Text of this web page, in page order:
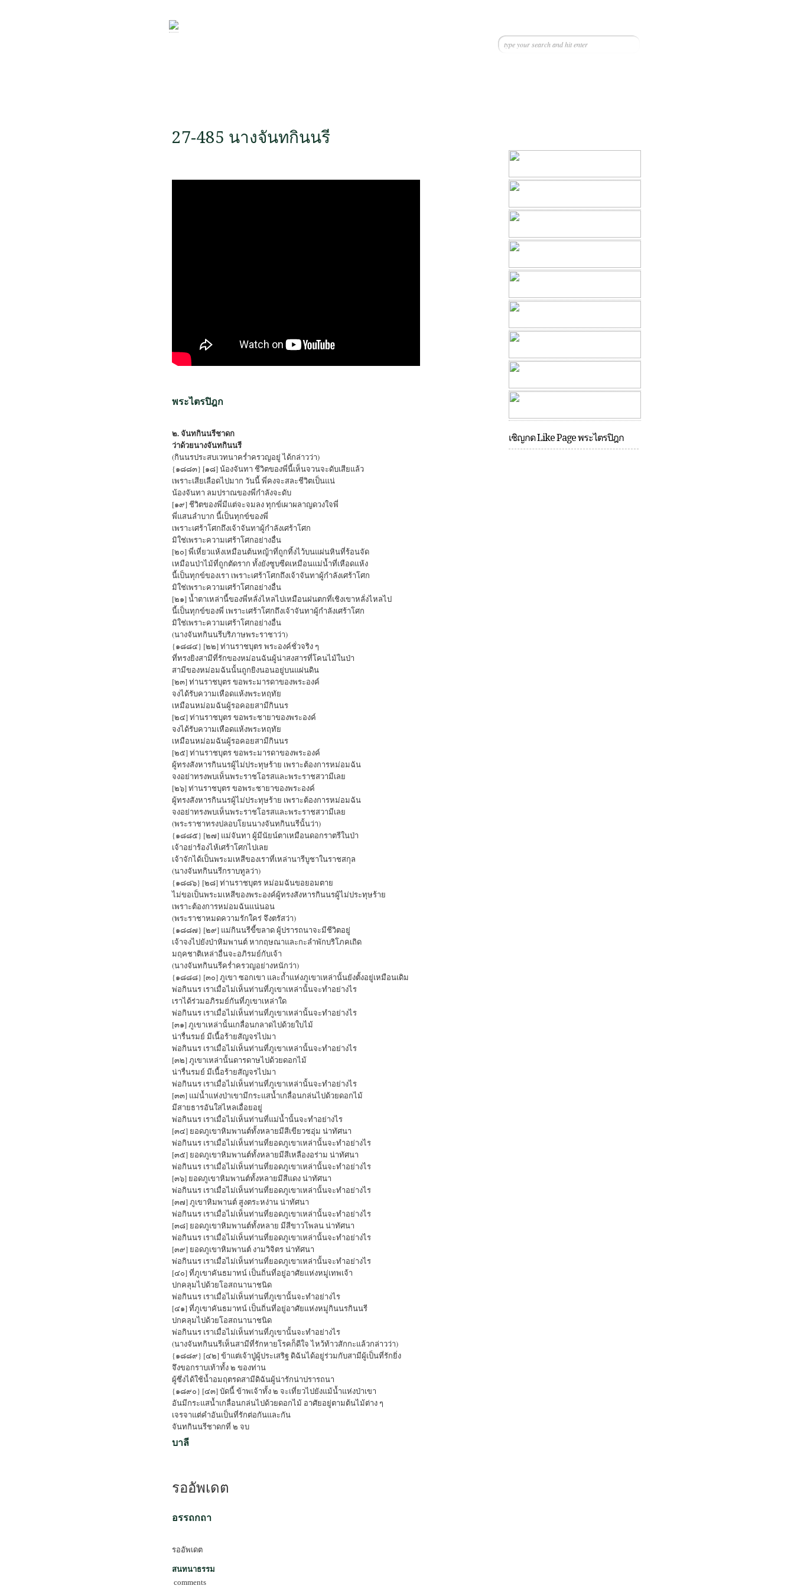
27-485 นางจันทกินนรี
พระไตรปิฎก
๒. จันทกินนรีชาดก
ว่าด้วยนางจันทกินนรี
(กินนรประสบเวทนาคร่ำครวญอยู่ ได้กล่าวว่า)
{๑๘๘๓} [๑๘] น้องจันทา ชีวิตของพี่นี้เห็นจวนจะดับเสียแล้ว
เพราะเสียเลือดไปมาก วันนี้ พี่คงจะสละชีวิตเป็นแน่
น้องจันทา ลมปราณของพี่กำลังจะดับ
[๑๙] ชีวิตของพี่มีแต่จะจมลง ทุกข์เผาผลาญดวงใจพี่
พี่แสนลำบาก นี้เป็นทุกข์ของพี่
เพราะเศร้าโศกถึงเจ้าจันทาผู้กำลังเศร้าโศก
มิใช่เพราะความเศร้าโศกอย่างอื่น
[๒๐] พี่เหี่ยวแห้งเหมือนต้นหญ้าที่ถูกทิ้งไว้บนแผ่นหินที่ร้อนจัด
เหมือนป่าไม้ที่ถูกตัดราก ทั้งยังซูบซีดเหมือนแม่น้ำที่เหือดแห้ง
นี้เป็นทุกข์ของเรา เพราะเศร้าโศกถึงเจ้าจันทาผู้กำลังเศร้าโศก
มิใช่เพราะความเศร้าโศกอย่างอื่น
[๒๑] น้ำตาเหล่านี้ของพี่หลั่งไหลไปเหมือนฝนตกที่เชิงเขาหลั่งไหลไป
นี้เป็นทุกข์ของพี่ เพราะเศร้าโศกถึงเจ้าจันทาผู้กำลังเศร้าโศก
มิใช่เพราะความเศร้าโศกอย่างอื่น
(นางจันทกินนรีบริภาษพระราชาว่า)
{๑๘๘๔} [๒๒] ท่านราชบุตร พระองค์ชั่วจริง ๆ
ที่ทรงยิงสามีที่รักของหม่อนฉันผู้น่าสงสารที่โคนไม้ในป่า
สามีของหม่อมฉันนั้นถูกยิงนอนอยู่บนแผ่นดิน
[๒๓] ท่านราชบุตร ขอพระมารดาของพระองค์
จงได้รับความเหือดแห้งพระหฤทัย
เหมือนหม่อมฉันผู้รอคอยสามีกินนร
[๒๔] ท่านราชบุตร ขอพระชายาของพระองค์
จงได้รับความเหือดแห้งพระหฤทัย
เหมือนหม่อมฉันผู้รอคอยสามีกินนร
[๒๕] ท่านราชบุตร ขอพระมารดาของพระองค์
ผู้ทรงสังหารกินนรผู้ไม่ประทุษร้าย เพราะต้องการหม่อมฉัน
จงอย่าทรงพบเห็นพระราชโอรสและพระราชสวามีเลย
[๒๖] ท่านราชบุตร ขอพระชายาของพระองค์
ผู้ทรงสังหารกินนรผู้ไม่ประทุษร้าย เพราะต้องการหม่อมฉัน
จงอย่าทรงพบเห็นพระราชโอรสและพระราชสวามีเลย
(พระราชาทรงปลอบโยนนางจันทกินนรีนั้นว่า)
{๑๘๘๕} [๒๗] แม่จันทา ผู้มีนัยน์ตาเหมือนดอกราตรีในป่า
เจ้าอย่าร้องไห้เศร้าโศกไปเลย
เจ้าจักได้เป็นพระมเหสีของเราที่เหล่านารีบูชาในราชสกุล
(นางจันทกินนรีกราบทูลว่า)
{๑๘๘๖} [๒๘] ท่านราชบุตร หม่อมฉันขอยอมตาย
ไม่ขอเป็นพระมเหสีของพระองค์ผู้ทรงสังหารกินนรผู้ไม่ประทุษร้าย
เพราะต้องการหม่อมฉันแน่นอน
(พระราชาหมดความรักใคร่ จึงตรัสว่า)
{๑๘๘๗} [๒๙] แม่กินนรีขี้ขลาด ผู้ปรารถนาจะมีชีวิตอยู่
เจ้าจงไปยังป่าหิมพานต์ หากฤษณาและกะลำพักบริโภคเถิด
มฤคชาติเหล่าอื่นจะอภิรมย์กับเจ้า
(นางจันทกินนรีคร่ำครวญอย่างหนักว่า)
{๑๘๘๘} [๓๐] ภูเขา ซอกเขา และถ้ำแห่งภูเขาเหล่านั้นยังตั้งอยู่เหมือนเดิม
พ่อกินนร เราเมื่อไม่เห็นท่านที่ภูเขาเหล่านั้นจะทำอย่างไร
เราได้ร่วมอภิรมย์กันที่ภูเขาเหล่าใด
พ่อกินนร เราเมื่อไม่เห็นท่านที่ภูเขาเหล่านั้นจะทำอย่างไร
[๓๑] ภูเขาเหล่านั้นเกลื่อนกลาดไปด้วยใบไม้
น่ารื่นรมย์ มีเนื้อร้ายสัญจรไปมา
พ่อกินนร เราเมื่อไม่เห็นท่านที่ภูเขาเหล่านั้นจะทำอย่างไร
[๓๒] ภูเขาเหล่านั้นดารดาษไปด้วยดอกไม้
น่ารื่นรมย์ มีเนื้อร้ายสัญจรไปมา
พ่อกินนร เราเมื่อไม่เห็นท่านที่ภูเขาเหล่านั้นจะทำอย่างไร
[๓๓] แม่น้ำแห่งป่าเขามีกระแสน้ำเกลื่อนกล่นไปด้วยดอกไม้
มีสายธารอันใสไหลเอื่อยอยู่
พ่อกินนร เราเมื่อไม่เห็นท่านที่แม่น้ำนั้นจะทำอย่างไร
[๓๔] ยอดภูเขาหิมพานต์ทั้งหลายมีสีเขียวชอุ่ม น่าทัศนา
พ่อกินนร เราเมื่อไม่เห็นท่านที่ยอดภูเขาเหล่านั้นจะทำอย่างไร
[๓๕] ยอดภูเขาหิมพานต์ทั้งหลายมีสีเหลืองอร่าม น่าทัศนา
พ่อกินนร เราเมื่อไม่เห็นท่านที่ยอดภูเขาเหล่านั้นจะทำอย่างไร
[๓๖] ยอดภูเขาหิมพานต์ทั้งหลายมีสีแดง น่าทัศนา
พ่อกินนร เราเมื่อไม่เห็นท่านที่ยอดภูเขาเหล่านั้นจะทำอย่างไร
[๓๗] ภูเขาหิมพานต์ สูงตระหง่าน น่าทัศนา
พ่อกินนร เราเมื่อไม่เห็นท่านที่ยอดภูเขาเหล่านั้นจะทำอย่างไร
[๓๘] ยอดภูเขาหิมพานต์ทั้งหลาย มีสีขาวโพลน น่าทัศนา
พ่อกินนร เราเมื่อไม่เห็นท่านที่ยอดภูเขาเหล่านั้นจะทำอย่างไร
[๓๙] ยอดภูเขาหิมพานต์ งามวิจิตร น่าทัศนา
พ่อกินนร เราเมื่อไม่เห็นท่านที่ยอดภูเขาเหล่านั้นจะทำอย่างไร
[๔๐] ที่ภูเขาคันธมาทน์ เป็นถิ่นที่อยู่อาศัยแห่งหมู่เทพเจ้า
ปกคลุมไปด้วยโอสถนานาชนิด
พ่อกินนร เราเมื่อไม่เห็นท่านที่ภูเขานั้นจะทำอย่างไร
[๔๑] ที่ภูเขาคันธมาทน์ เป็นถิ่นที่อยู่อาศัยแห่งหมู่กินนรกินนรี
ปกคลุมไปด้วยโอสถนานาชนิด
พ่อกินนร เราเมื่อไม่เห็นท่านที่ภูเขานั้นจะทำอย่างไร
(นางจันทกินนรีเห็นสามีที่รักหายโรคก็ดีใจ ไหว้ท้าวสักกะแล้วกล่าวว่า)
{๑๘๘๙} [๔๒] ข้าแต่เจ้าปู่ผู้ประเสริฐ ดิฉันได้อยู่ร่วมกับสามีผู้เป็นที่รักยิ่ง
จึงขอกราบเท้าทั้ง ๒ ของท่าน
ผู้ซึ่งได้ใช้น้ำอมฤตรดสามีดิฉันผู้น่ารักน่าปรารถนา
{๑๘๙๐} [๔๓] บัดนี้ ข้าพเจ้าทั้ง ๒ จะเที่ยวไปยังแม้น้ำแห่งป่าเขา
อันมีกระแสน้ำเกลื่อนกล่นไปด้วยดอกไม้ อาศัยอยู่ตามต้นไม้ต่าง ๆ
เจรจาแต่คำอันเป็นที่รักต่อกันและกัน
จันทกินนรีชาดกที่ ๒ จบ
บาลี
รออัพเดต
อรรถกถา
รออัพเดต
สนทนาธรรม
comments
เชิญกด Like Page พระไตรปิฎก